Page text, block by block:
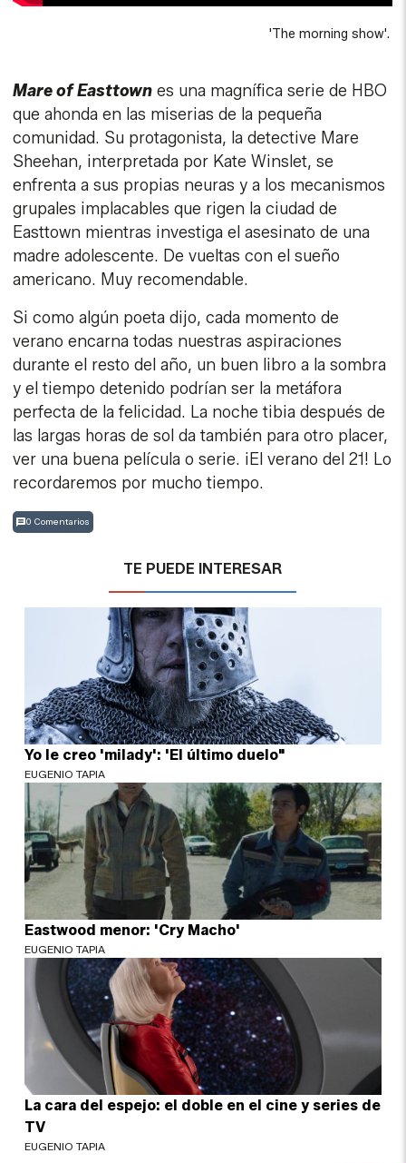
'The morning show'.
Mare of Easttown es una magnífica serie de HBO
que ahonda en las miserias de la pequeña
comunidad. Su protagonista, la detective Mare
Sheehan, interpretada por Kate Winslet, se
enfrenta a sus propias neuras y a los mecanismos
grupales implacables que rigen la ciudad de
Easttown mientras investiga el asesinato de una
madre adolescente. De vueltas con el sueño
americano. Muy recomendable.
Si como algún poeta dijo, cada momento de
verano encarna todas nuestras aspiraciones
durante el resto del año, un buen libro a la sombra
y el tiempo detenido podrían ser la metáfora
perfecta de la felicidad. La noche tibia después de
las largas horas de sol da también para otro placer,
ver una buena película o serie. ¡El verano del 21! Lo
recordaremos por mucho tiempo.
0 Comentarios
TE PUEDE INTERESAR
Yo le creo 'milady': 'El último duelo"
EUGENIO TAPIA
Eastwood menor: 'Cry Macho'
EUGENIO TAPIA
La cara del espejo: el doble en el cine y series de
TV
EUGENIO TAPIA